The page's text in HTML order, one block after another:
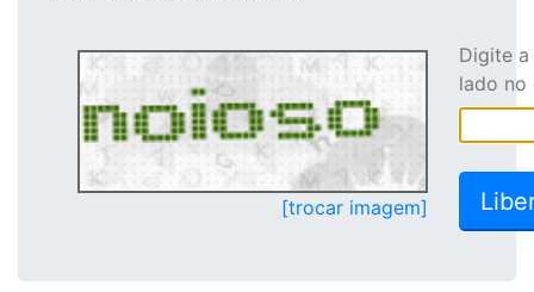
[trocar imagem]
Digite
lado no